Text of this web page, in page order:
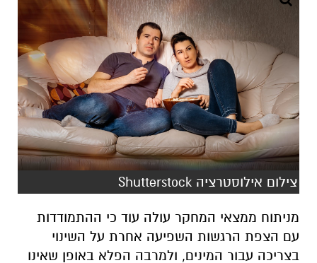
צילום אילוסטרציה Shutterstock
מניתוח ממצאי המחקר עולה עוד כי ההתמודדות
עם הצפת הרגשות השפיעה אחרת על השינוי
בצריכה עבור המינים, ולמרבה הפלא באופן שאינו